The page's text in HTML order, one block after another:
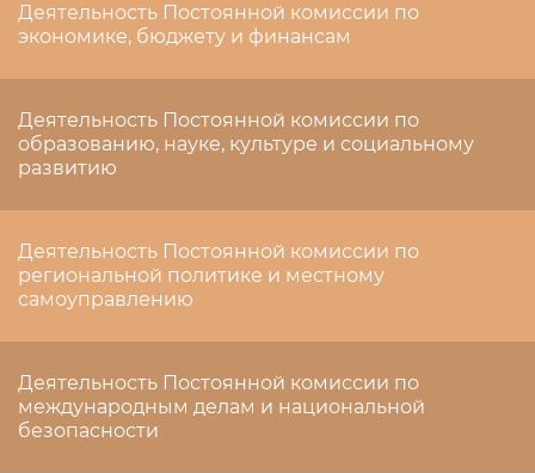
Деятельность Постоянной комиссии по
экономике, бюджету и финансам
Деятельность Постоянной комиссии по
образованию, науке, культуре и социальному
развитию
Деятельность Постоянной комиссии по
региональной политике и местному
самоуправлению
Деятельность Постоянной комиссии по
международным делам и национальной
безопасности